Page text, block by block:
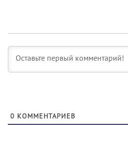
0 КОММЕНТАРИЕВ